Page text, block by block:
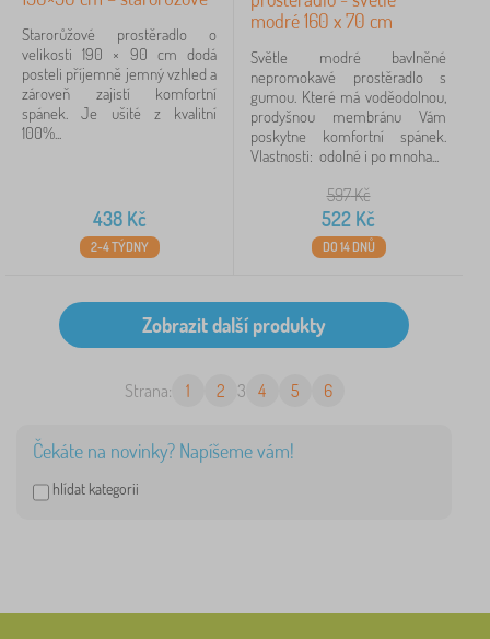
Starorůžové prostěradlo o
velikosti 190 × 90 cm dodá
posteli příjemně jemný vzhled a
zároveň zajistí komfortní
spánek. Je ušité z kvalitní
100%...
438Kč
2-4 TÝDNY
modré 160 x 70 cm
Světle modré bavlněné
nepromokavé prostěradlo s
gumou. Které má voděodolnou,
prodyšnou membránu Vám
poskytne komfortní spánek.
Vlastnosti: odolné i po mnoha...
597Kč
522 Kč
DO 14 DNŮ
Strana: 1 2 3 4 5 6
Čekáte na novinky? Napíšeme vám!
hlídat kategorii